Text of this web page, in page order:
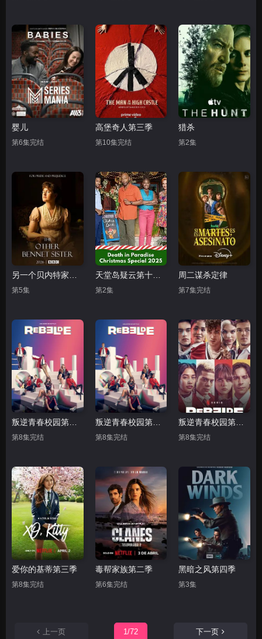
婴儿
第6集完结
高堡奇人第三季
第10集完结
猎杀
第2集
第5集
天堂岛疑云第十五季
第2集
周二谋杀定律
第7集完结
第8集完结
叛逆青春校园第一季姬线
第8集完结 第8集完结
爱你的基蒂第三季
第8集完结
毒帮家族第二季
第6集完结
黑暗之风第四季
第3集
上一页 1/72 下一页